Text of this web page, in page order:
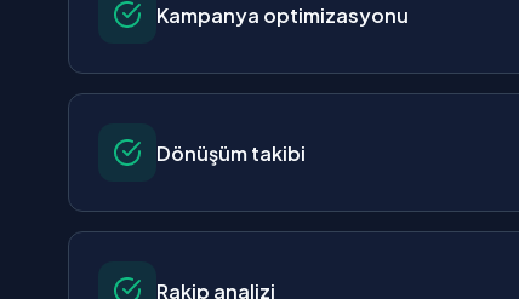
Kampanya optimizasyonu
Dönüşüm takibi
Rakip analizi